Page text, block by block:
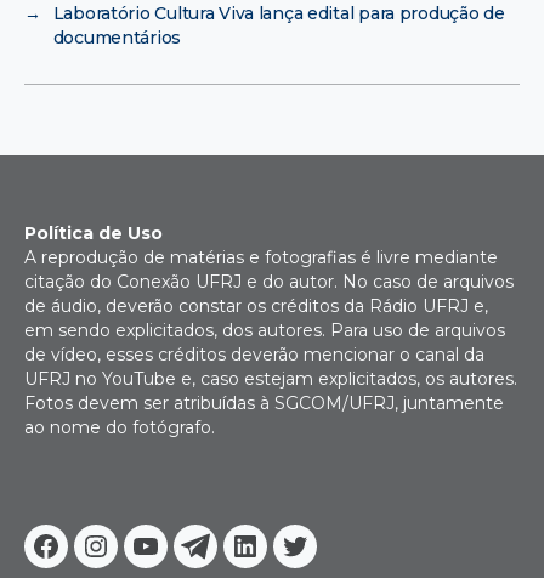
→
Laboratório Cultura Viva lança edital para produção de
documentários
Facebook
Instagram
YoutubeTelegram
Linkedin
Twitter
Política de Uso
A reprodução de matérias e fotografias é livre mediante
citação do Conexão UFRJ e do autor. No caso de arquivos
de áudio, deverão constar os créditos da Rádio UFRJ e,
em sendo explicitados, dos autores. Para uso de arquivos
de vídeo, esses créditos deverão mencionar o canal da
UFRJ no YouTube e, caso estejam explicitados, os autores.
Fotos devem ser atribuídas à SGCOM/UFRJ, juntamente
ao nome do fotógrafo.